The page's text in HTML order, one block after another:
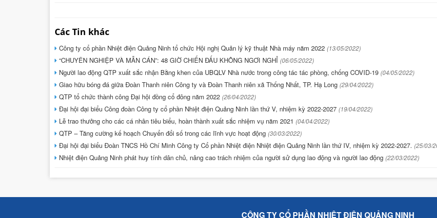
Các Tin khác
Công ty cổ phần Nhiệt điện Quảng Ninh tổ chức Hội nghị Quản lý kỹ thuật Nhà máy năm 2022 (13/05/2022)
“CHUYÊN NGHIỆP VÀ MẪN CÁN”: 48 GIỜ CHIẾN ĐẤU KHÔNG NGƠI NGHỈ (06/05/2022)
Người lao động QTP xuất sắc nhận Bằng khen của UBQLV Nhà nước trong công tác tác phòng, chống COVID-19 (04/05/2022)
Giao hữu bóng đá giữa Đoàn Thanh niên Công ty và Đoàn Thanh niên xã Thống Nhất, TP. Hạ Long (29/04/2022)
QTP tổ chức thành công Đại hội đồng cổ đông năm 2022 (26/04/2022)
Đại hội đại biểu Công đoàn Công ty cổ phần Nhiệt điện Quảng Ninh lần thứ V, nhiệm kỳ 2022-2027 (19/04/2022)
Lễ trao thưởng cho các cá nhân tiêu biểu, hoàn thành xuất sắc nhiệm vụ năm 2021 (04/04/2022)
QTP – Tăng cường kế hoạch Chuyển đổi số trong các lĩnh vực hoạt động (30/03/2022)
Đại hội đại biểu Đoàn TNCS Hồ Chí Minh Công ty Cổ phần Nhiệt điện Nhiệt điện Quảng Ninh lần thứ IV, nhiệm kỳ 2022-2027. (25/03/
Nhiệt điện Quảng Ninh phát huy tính dân chủ, nâng cao trách nhiệm của người sử dụng lao động và người lao động (22/03/2022)
CÔNG TY CỔ PHẦN NHIỆT ĐIỆN QUẢNG NINH